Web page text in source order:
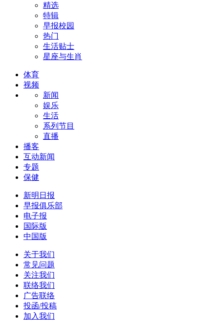
精选
特辑
早报校园
热门
生活贴士
星座与生肖
体育
视频
新闻
娱乐
生活
系列节目
直播
播客
互动新闻
专题
保健
新明日报
早报俱乐部
电子报
国际版
中国版
关于我们
常见问题
关注我们
联络我们
广告联络
投函/投稿
加入我们